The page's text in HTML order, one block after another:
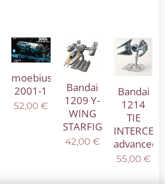
moebius
2001-1
52,00 €
Bandai
1209 Y-
WING
STARFIGHTER
42,00€
Bandai
1214
TIE
advanced
55,00€